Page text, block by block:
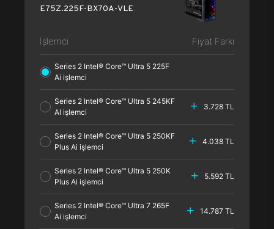
E75Z.225F-BX70A-VLE
İşlemci Fiyat Farkı
Series 2 Intel® Core™ Ultra 5 225F
Ai işlemci
Series 2 Intel® Core™ Ultra 5 245KF
AI işlemci
3.728 TL
Series 2 Intel® Core™ Ultra 5 250KF
Plus Ai işlemci
4.038 TL
Series 2 Intel® Core™ Ultra 5 250K
Plus Ai işlemci
5.592 TL
Series 2 Intel® Core™ Ultra 7 265F
Ai işlemci
14.787 TL